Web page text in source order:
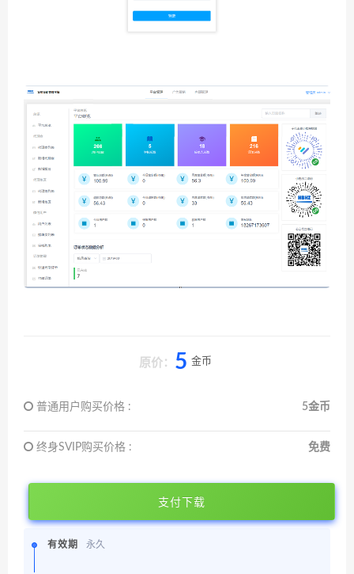
原价： 5 金币
普通用户购买价格 : 5金币
终身SVIP购买价格 : 免费
支付下载
有效期 永久